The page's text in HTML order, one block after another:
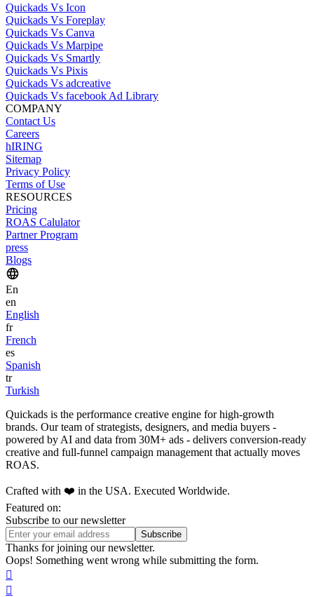
Quickads Vs Icon
Quickads Vs Foreplay
Quickads Vs Canva
Quickads Vs Marpipe
Quickads Vs Smartly
Quickads Vs Pixis
Quickads Vs adcreative
Quickads Vs facebook Ad Library
COMPANY
Contact Us
Careers
hIRING
Sitemap
Privacy Policy
Terms of Use
RESOURCES
Pricing
ROAS Calulator
Partner Program
press
Blogs
En
en
English
fr
French
es
Spanish
tr
Turkish
Quickads is the performance creative engine for high-growth
brands. Our team of strategists, designers, and media buyers -
powered by AI and data from 30M+ ads - delivers conversion-ready
creative and full-funnel campaign management that actually moves
ROAS.
Crafted with ❤️ in the USA. Executed Worldwide.
Featured on:
Subscribe to our newsletter
Thanks for joining our newsletter.
Oops! Something went wrong while submitting the form.

